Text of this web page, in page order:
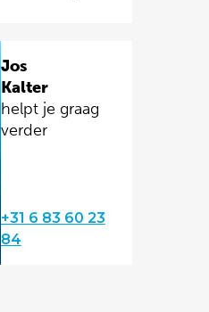
Jos
Kalter
helpt je graag
verder
+31 6 83 60 23
84